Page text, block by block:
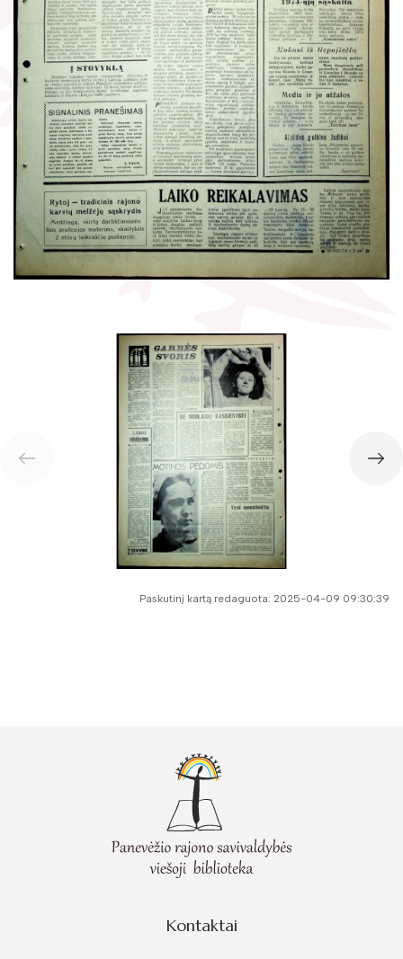
Gaunami periodiniai leidiniai
Tarpbibliotekinis abonementas
Knygomatai
Internetas
Klubai
Literatų klubas „Polėkis“
Interaktyvi kelionė
Gabrielės Petkevičaitės-Bitės literatūrinė
premija
Bibliotekos 70-metis
Virtuali biblioteka
Paskutinį kartą redaguota: 2025-04-09 09:30:39
Kontaktai